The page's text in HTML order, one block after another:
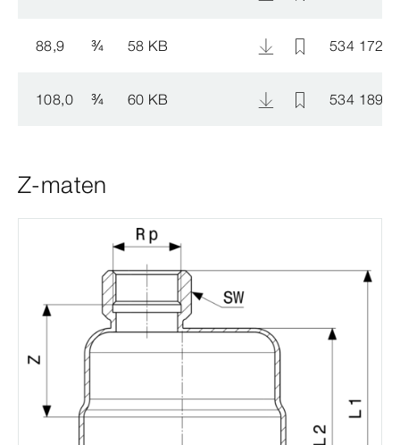
88,9 ¾ 58 KB 534 172
108,0 ¾ 60 KB 534 189
Z-maten